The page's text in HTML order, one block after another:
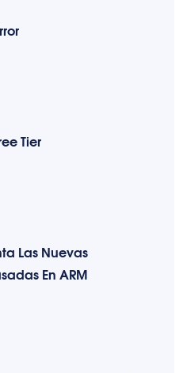
Tier
Las Nuevas
En ARM